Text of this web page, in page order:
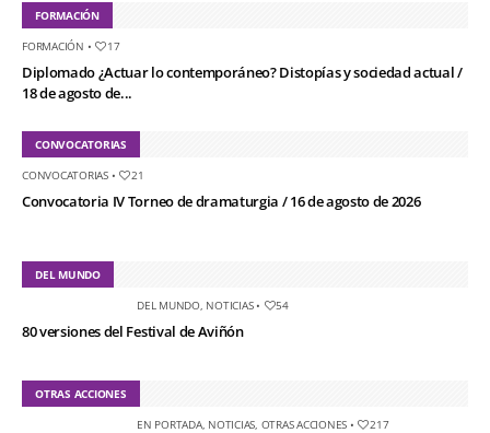
FORMACIÓN
FORMACIÓN • 17
Diplomado ¿Actuar lo contemporáneo? Distopías y sociedad actual /
18 de agosto de...
CONVOCATORIAS
CONVOCATORIAS• 21
Convocatoria IV Torneo de dramaturgia / 16 de agosto de 2026
DEL MUNDO
DEL MUNDO, NOTICIAS• 54
80 versiones del Festival de Aviñón
OTRAS ACCIONES
EN PORTADA, NOTICIAS OTRAS ACCIONES • 217